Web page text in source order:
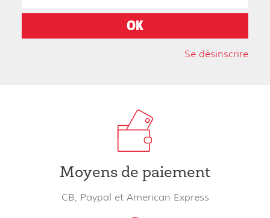
Se désinscrire
Moyens de paiement
CB, Paypal et American Express